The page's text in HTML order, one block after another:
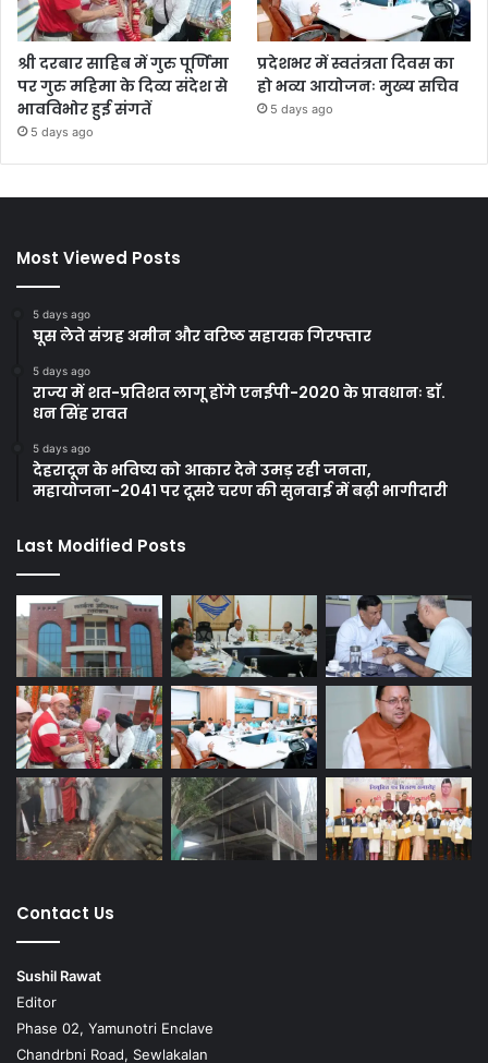
श्री दरबार साहिब में गुरु पूर्णिमा
पर गुरु महिमा के दिव्य संदेश से
भावविभोर हुई संगतें
5 days ago
प्रदेशभर में स्वतंत्रता दिवस का
हो भव्य आयोजनः मुख्य सचिव
5 days ago
Most Viewed Posts
5 days ago
घूस लेते संग्रह अमीन और वरिष्ठ सहायक गिरफ्तार
5 days ago
राज्य में शत-प्रतिशत लागू होंगे एनईपी-2020 के प्रावधानः डाॅ.
धन सिंह रावत
5 days ago
देहरादून के भविष्य को आकार देने उमड़ रही जनता,
महायोजना-2041 पर दूसरे चरण की सुनवाई में बढ़ी भागीदारी
Last Modified Posts
Contact Us
Sushil Rawat
Editor
Phase 02, Yamunotri Enclave
Chandrbni Road, Sewlakalan